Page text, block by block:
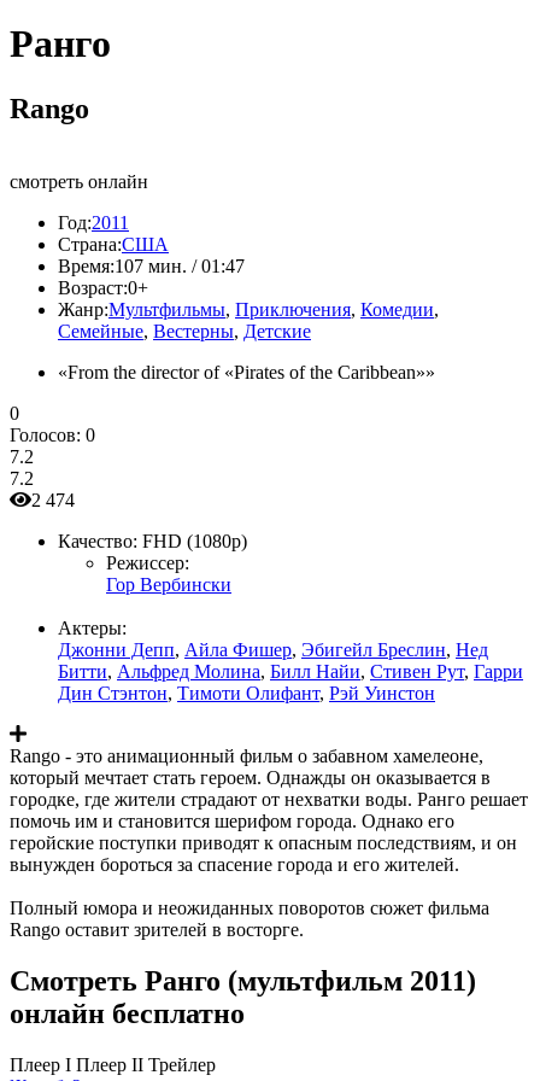
Ранго
Rango
смотреть онлайн
Год:2011
Страна:США
Время:107 мин. / 01:47
Возраст:0+
Жанр:Мультфильмы, Приключения, Комедии,
Семейные, Вестерны, Детские
«From the director of «Pirates of the Caribbean»»
0
Голосов: 0
7.2
7.2
2 474
Качество: FHD (1080p)
Режиссер:
Гор Вербински
Актеры:
Джонни Депп, Айла Фишер, Эбигейл Бреслин, Нед
Битти, Альфред Молина, Билл Найи, Стивен Рут, Гарри
Дин Стэнтон, Тимоти Олифант, Рэй Уинстон
Rango - это анимационный фильм о забавном хамелеоне,
который мечтает стать героем. Однажды он оказывается в
городке, где жители страдают от нехватки воды. Ранго решает
помочь им и становится шерифом города. Однако его
геройские поступки приводят к опасным последствиям, и он
вынужден бороться за спасение города и его жителей.
Полный юмора и неожиданных поворотов сюжет фильма
Rango оставит зрителей в восторге.
Смотреть Ранго (мультфильм 2011)
онлайн бесплатно
Плеер I Плеер II Трейлер